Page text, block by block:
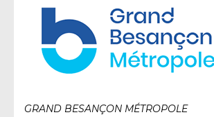
GRAND BESANÇON MÉTROPOLE